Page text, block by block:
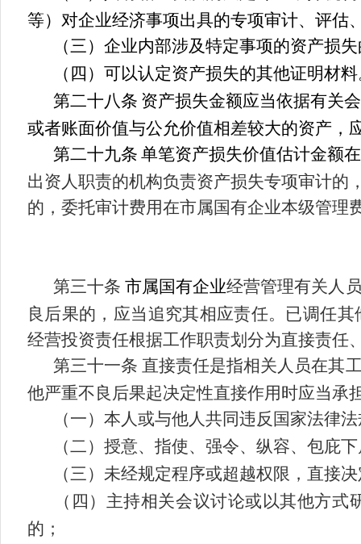
等） 对企业经济事项出具的专项审计、评估
（三）企业内部涉及特定事项的资产损
（四）可以认定资产损失的其他证明材
第二十八条 资产损失金额应当依据有关
或者账面价值与公允价值相差较大的资产，
第二十九条 单笔资产损失价值估计金额在
出资人职责的机构负责资产损失专项审计的
的，委托审计费用在市属国有企业本级管理
第三十条 市属国有企业经营管理有关人
良后果的，应当追究其相应责任。已调任
经营投资责任根据工作职责划分为直接责任
第三十一条 直接责任是指相关人员在其
他严重不良后果起决定性直接作用时应当承
（一）本人或与他人共同违反国家法律
（二）授意、指使、强令、纵容、包庇
（三）未经规定程序或超越权限，直接
（四）主持相关会议讨论或以其他方
的；